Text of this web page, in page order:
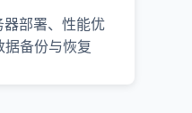
器部署、性能优
据备份与恢复